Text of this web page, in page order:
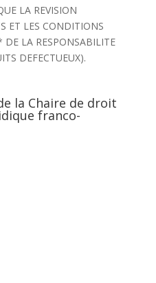
LA REVISION
ET LES CONDITIONS
DE LA RESPONSABILITE
DEFECTUEUX).
la Chaire de droit
franco-